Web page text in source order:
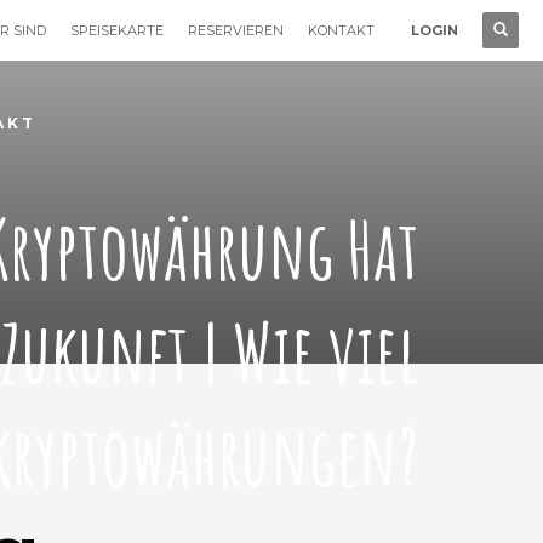
SIND SPEISEKARTE RESERVIEREN KONTAKT LOGIN
Hat
| Wie viel